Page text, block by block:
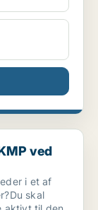
ved
i et af
skal